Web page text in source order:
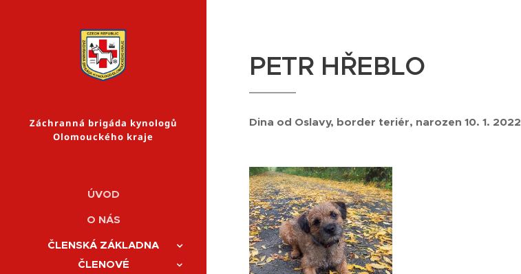
Záchranná brigáda kynologů
Olomouckého kraje
ÚVOD
O NÁS
ČLENSKÁ ZÁKLADNA
ČLENOVÉ
PETR HŘEBLO
Dina od Oslavy, border teriér, narozen 10. 1. 2022